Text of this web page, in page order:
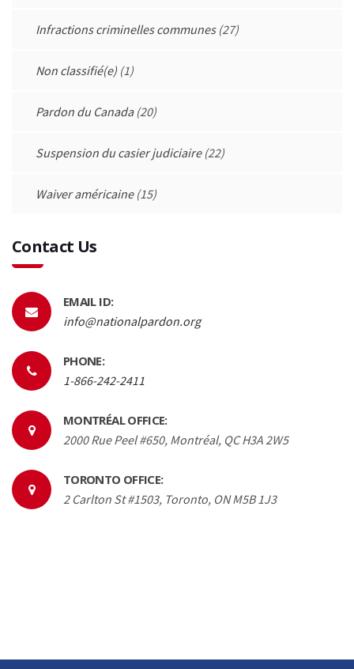
Infractions criminelles communes(27)
Non classifié(e) (1)
Pardon du Canada(20)
Suspension du casier judiciaire(22)
Waiver américaine(15)
Contact Us
EMAIL ID:
info@nationalpardon.org
PHONE:
1-866-242-2411
MONTRÉAL OFFICE:
2000 Rue Peel #650, Montréal, QC H3A 2W5
TORONTO OFFICE:
2 Carlton St #1503, Toronto, ON M5B 1J3